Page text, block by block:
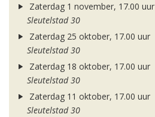
Zaterdag 1 november, 17.00 uur
Sleutelstad 30
Zaterdag 25 oktober, 17.00 uur
Sleutelstad 30
Zaterdag 18 oktober, 17.00 uur
Sleutelstad 30
Zaterdag 11 oktober, 17.00 uur
Sleutelstad 30